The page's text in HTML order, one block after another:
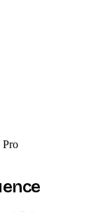
Pro